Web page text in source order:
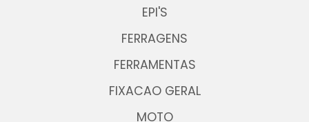
EPI'S
FERRAGENS
FERRAMENTAS
FIXACAO GERAL
MOTO